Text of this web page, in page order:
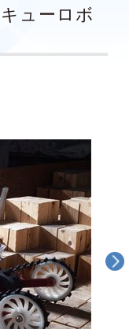
ューロボ